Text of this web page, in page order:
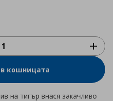
кошницата
на тигър внася закачливо